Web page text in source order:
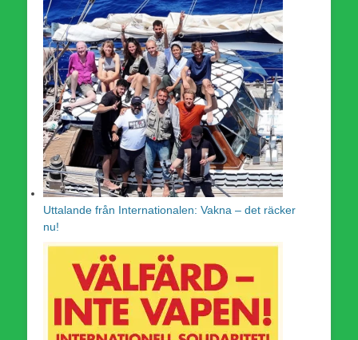
Uttalande från Internationalen: Vakna – det räcker
nu!